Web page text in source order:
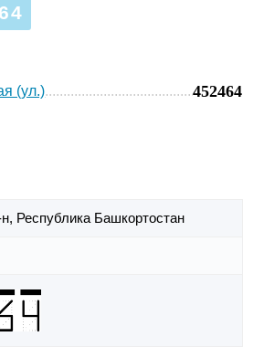
(ул.) 452464
Республика Башкортостан